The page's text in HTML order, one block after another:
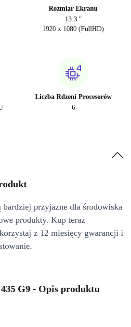
Rozmiar Ekranu
13.3 "
1920 x 1080 (FullHD)
Liczba Rdzeni Procesorów
6
bardziej przyjazne dla środowiska
produkty. Kup teraz
z 12 miesięcy gwarancji i
G9 - Opis produktu